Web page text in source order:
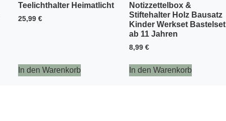
Teelichthalter Heimatlicht
25,99 €
In den Warenkorb
Notizzettelbox &
Stiftehalter Holz Bausatz
Kinder Werkset Bastelset
ab 11 Jahren
8,99€
In den Warenkorb